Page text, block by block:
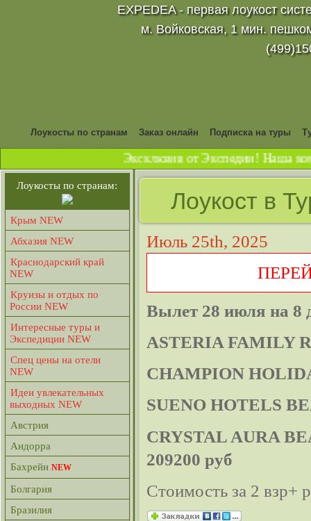
EXPEDEA - первая лоукост
м. Войковская, 1 мин.
Лоукосты по странам Заказ онлайн Подписка на туры
Эксклюзив от Экспедии! Наша
Лоукост в
Июль 25th, 2025
Вылет 28 июля на 8
ASTERIA FAMILY
CHAMPION
SUENO HOTELS
CRYSTAL AURA
209200 руб
Стоимость за 2 взр+
Лоукосты по странам:
Крым NEW
Абхазия NEW
Краснодарский край
NEW
Круизы и отдых по
России NEW
Интересные туры и
Экспедиции NEW
Спец цены на отели
NEW
Идеи увлекательных
выходных NEW
Австрия
Андорра
Бахрейн NEW
Болгария
Бразилия